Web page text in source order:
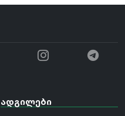
ადგილები